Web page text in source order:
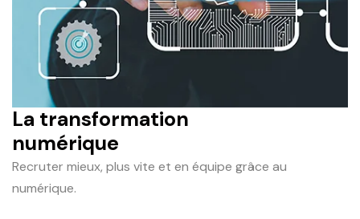
La transformation
numérique
Recruter mieux, plus vite et en équipe grâce au
numérique.